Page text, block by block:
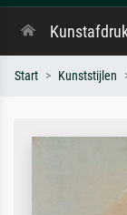
Start Kunststijlen